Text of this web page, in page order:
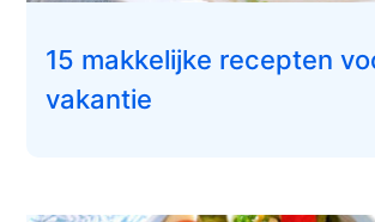
15 makkelijke recepten
vakantie